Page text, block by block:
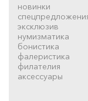
новинки
эксклюзив
нумизматика
бонистика
фалеристика
филателия
аксессуары